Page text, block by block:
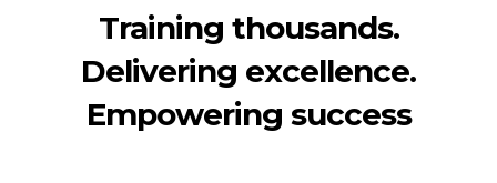
Training thousands.
Delivering excellence.
Empowering success